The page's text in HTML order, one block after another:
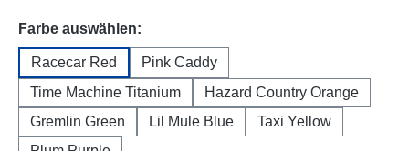
Farbe auswählen:
Racecar Red
Pink Caddy
Time Machine Titanium
Hazard Country Orange
Gremlin Green
Lil Mule Blue
Taxi Yellow